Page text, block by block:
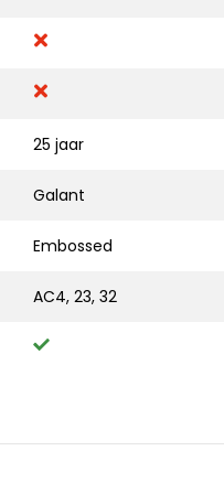
25 jaar
Galant
Embossed
AC4, 23, 32